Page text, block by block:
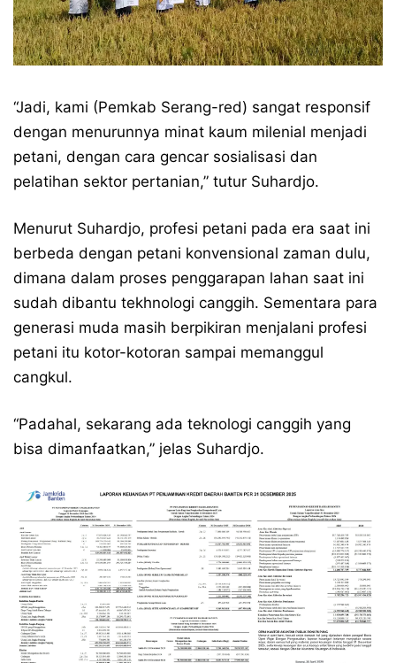
“Jadi, kami (Pemkab Serang-red) sangat responsif
dengan menurunnya minat kaum milenial menjadi
petani, dengan cara gencar sosialisasi dan
pelatihan sektor pertanian,” tutur Suhardjo.
Menurut Suhardjo, profesi petani pada era saat ini
berbeda dengan petani konvensional zaman dulu,
dimana dalam proses penggarapan lahan saat ini
sudah dibantu tekhnologi canggih. Sementara para
generasi muda masih berpikiran menjalani profesi
petani itu kotor-kotoran sampai memanggul
cangkul.
“Padahal, sekarang ada teknologi canggih yang
bisa dimanfaatkan,” jelas Suhardjo.